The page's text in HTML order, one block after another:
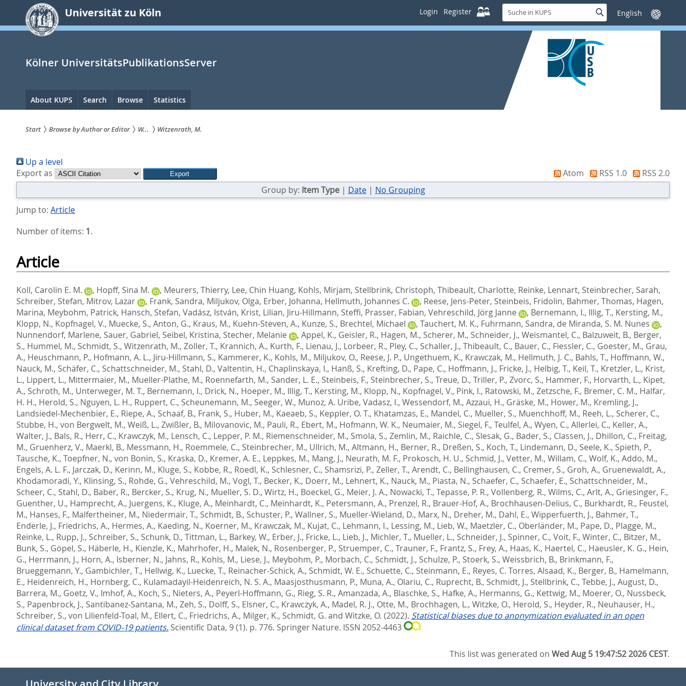
springen
Universität zu Köln Login Register
Suche
in
KUPS
SucheSprache
wechseln
Kölner UniversitätsPublikationsServer
Hauptnavigation
About KUPS Search Browse Statistics
sind
hier:
Start Browse by Author or Editor W... Witzenrath, M.
Up a level
Export as
Atom RSS 1.0
RSS 2.0
Group by: Item Type| Date| No Grouping
Jump to: Article
Number of items: 1.
Article
Koll, Carolin E. M. , Hopff, Sina M. , Meurers, Thierry, Lee, Chin Huang, Kohls, Mirjam, Stellbrink, Christoph, Thibeault, Charlotte, Reinke, Lennart, Steinbrecher, Sarah,
Schreiber, Stefan, Mitrov, Lazar , Frank, Sandra, Miljukov, Olga, Erber, Johanna, Hellmuth, Johannes C. , Reese, Jens-Peter, Steinbeis, Fridolin, Bahmer, Thomas, Hagen,
Marina, Meybohm, Patrick, Hansch, Stefan, Vadász, István, Krist, Lilian, Jiru-Hillmann, Steffi, Prasser, Fabian, Vehreschild, Jörg Janne , Bernemann, I., Illig, T., Kersting, M.,
Klopp, N., Kopfnagel, V., Muecke, S., Anton, G., Kraus, M., Kuehn-Steven, A., Kunze, S., Brechtel, Michael , Tauchert, M. K., Fuhrmann, Sandra, de Miranda, S. M. Nunes
,
Nunnendorf, Marlene, Sauer, Gabriel, Seibel, Kristina, Stecher, Melanie , Appel, K., Geisler, R., Hagen, M., Scherer, M., Schneider, J., Weismantel, C., Balzuweit, B., Berger,
S., Hummel, M., Schmidt, S., Witzenrath, M., Zoller, T., Krannich, A., Kurth, F., Lienau, J., Lorbeer, R., Pley, C., Schaller, J., Thibeault, C., Bauer, C., Fiessler, C., Goester, M., Grau,
A., Heuschmann, P., Hofmann, A. L., Jiru-Hillmann, S., Kammerer, K., Kohls, M., Miljukov, O., Reese, J. P., Ungethuem, K., Krawczak, M., Hellmuth, J. C., Bahls, T., Hoffmann, W.,
Nauck, M., Schäfer, C., Schattschneider, M., Stahl, D., Valtentin, H., Chaplinskaya, I., Hanß, S., Krefting, D., Pape, C., Hoffmann, J., Fricke, J., Helbig, T., Keil, T., Kretzler, L., Krist,
L., Lippert, L., Mittermaier, M., Mueller-Plathe, M., Roennefarth, M., Sander, L. E., Steinbeis, F., Steinbrecher, S., Treue, D., Triller, P., Zvorc, S., Hammer, F., Horvarth, L., Kipet,
A., Schroth, M., Unterweger, M. T., Bernemann, I., Drick, N., Hoeper, M., Illig, T., Kersting, M., Klopp, N., Kopfnagel, V., Pink, I., Ratowski, M., Zetzsche, F., Bremer, C. M., Halfar,
H. H., Herold, S., Nguyen, L. H., Ruppert, C., Scheunemann, M., Seeger, W., Munoz, A. Uribe, Vadasz, I., Wessendorf, M., Azzaui, H., Gräske, M., Hower, M., Kremling, J.,
Landsiedel-Mechenbier, E., Riepe, A., Schaaf, B., Frank, S., Huber, M., Kaeaeb, S., Keppler, O. T., Khatamzas, E., Mandel, C., Mueller, S., Muenchhoff, M., Reeh, L., Scherer, C.,
Stubbe, H., von Bergwelt, M., Weiß, L., Zwißler, B., Milovanovic, M., Pauli, R., Ebert, M., Hofmann, W. K., Neumaier, M., Siegel, F., Teulfel, A., Wyen, C., Allerlei, C., Keller, A.,
Walter, J., Bals, R., Herr, C., Krawczyk, M., Lensch, C., Lepper, P. M., Riemenschneider, M., Smola, S., Zemlin, M., Raichle, C., Slesak, G., Bader, S., Classen, J., Dhillon, C., Freitag,
M., Gruenherz, V., Maerkl, B., Messmann, H., Roemmele, C., Steinbrecher, M., Ullrich, M., Altmann, H., Berner, R., Dreßen, S., Koch, T., Lindemann, D., Seele, K., Spieth, P.,
Tausche, K., Toepfner, N., von Bonin, S., Kraska, D., Kremer, A. E., Leppkes, M., Mang, J., Neurath, M. F., Prokosch, H. U., Schmid, J., Vetter, M., Willam, C., Wolf, K., Addo, M.,
Engels, A. L. F., Jarczak, D., Kerinn, M., Kluge, S., Kobbe, R., Roedl, K., Schlesner, C., Shamsrizi, P., Zeller, T., Arendt, C., Bellinghausen, C., Cremer, S., Groh, A., Gruenewaldt, A.,
Khodamoradi, Y., Klinsing, S., Rohde, G., Vehreschild, M., Vogl, T., Becker, K., Doerr, M., Lehnert, K., Nauck, M., Piasta, N., Schaefer, C., Schaefer, E., Schattschneider, M.,
Scheer, C., Stahl, D., Baber, R., Bercker, S., Krug, N., Mueller, S. D., Wirtz, H., Boeckel, G., Meier, J. A., Nowacki, T., Tepasse, P. R., Vollenberg, R., Wilms, C., Arlt, A., Griesinger, F.,
Guenther, U., Hamprecht, A., Juergens, K., Kluge, A., Meinhardt, C., Meinhardt, K., Petersmann, A., Prenzel, R., Brauer-Hof, A., Brochhausen-Delius, C., Burkhardt, R., Feustel,
M., Hanses, F., Malfertheiner, M., Niedermair, T., Schmidt, B., Schuster, P., Wallner, S., Mueller-Wieland, D., Marx, N., Dreher, M., Dahl, E., Wipperfuerth, J., Bahmer, T.,
Enderle, J., Friedrichs, A., Hermes, A., Kaeding, N., Koerner, M., Krawczak, M., Kujat, C., Lehmann, I., Lessing, M., Lieb, W., Maetzler, C., Oberländer, M., Pape, D., Plagge, M.,
Reinke, L., Rupp, J., Schreiber, S., Schunk, D., Tittman, L., Barkey, W., Erber, J., Fricke, L., Lieb, J., Michler, T., Mueller, L., Schneider, J., Spinner, C., Voit, F., Winter, C., Bitzer, M.,
Bunk, S., Göpel, S., Häberle, H., Kienzle, K., Mahrhofer, H., Malek, N., Rosenberger, P., Struemper, C., Trauner, F., Frantz, S., Frey, A., Haas, K., Haertel, C., Haeusler, K. G., Hein,
G., Herrmann, J., Horn, A., Isberner, N., Jahns, R., Kohls, M., Liese, J., Meybohm, P., Morbach, C., Schmidt, J., Schulze, P., Stoerk, S., Weissbrich, B., Brinkmann, F.,
Brueggemann, Y., Gambichler, T., Hellwig, K., Luecke, T., Reinacher-Schick, A., Schmidt, W. E., Schuette, C., Steinmann, E., Reyes, C. Torres, Alsaad, K., Berger, B., Hamelmann,
E., Heidenreich, H., Hornberg, C., Kulamadayil-Heidenreich, N. S. A., Maasjosthusmann, P., Muna, A., Olariu, C., Ruprecht, B., Schmidt, J., Stellbrink, C., Tebbe, J., August, D.,
Barrera, M., Goetz, V., Imhof, A., Koch, S., Nieters, A., Peyerl-Hoffmann, G., Rieg, S. R., Amanzada, A., Blaschke, S., Hafke, A., Hermanns, G., Kettwig, M., Moerer, O., Nussbeck,
S., Papenbrock, J., Santibanez-Santana, M., Zeh, S., Dolff, S., Elsner, C., Krawczyk, A., Madel, R. J., Otte, M., Brochhagen, L., Witzke, O., Herold, S., Heyder, R., Neuhauser, H.,
Schreiber, S., von Lilienfeld-Toal, M., Ellert, C., Friedrichs, A., Milger, K., Schmidt, G. and Witzke, O. (2022). Statistical biases due to anonymization evaluated in an open
clinical dataset from COVID-19 patients. Scientific Data, 9 (1). p. 776. Springer Nature. ISSN 2052-4463
This list was generated onWed Aug 5 19:47:52 2026 CEST.